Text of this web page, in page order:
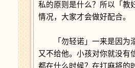
私的原则是什么？所以「教
情况，大家才会做好配合。
「勿轻诺」一来是因为溺
又不给他。小孩对你就没有
都在什么时候？在打麻将的